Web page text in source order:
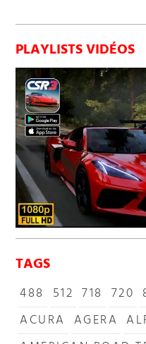
PLAYLISTS VIDÉOS
TAGS
488 512 718 720
ACURA AGERA